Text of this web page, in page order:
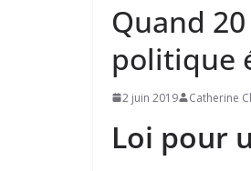
Quand
politique
2 juin 2019 Catherine
Loi pour